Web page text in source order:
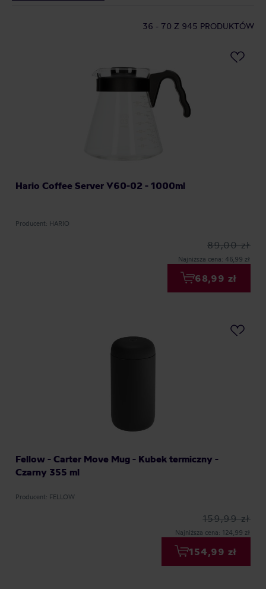
36 - 70 Z 945 PRODUKTÓW
Hario Coffee Server V60-02 - 1000ml
Producent: HARIO
89,00 zł
Najniższa cena: 46,99 zł
68,99 zł
Fellow - Carter Move Mug - Kubek termiczny -
Czarny 355 ml
Producent: FELLOW
159,99 zł
Najniższa cena: 124,99 zł
154,99 zł